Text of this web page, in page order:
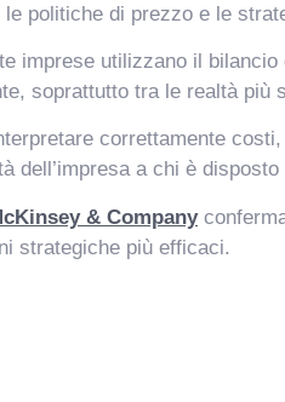
politiche di prezzo e le
imprese utilizzano il
soprattutto tra le realtà
correttamente
dell’impresa a chi è
& Company
strategiche più efficaci.